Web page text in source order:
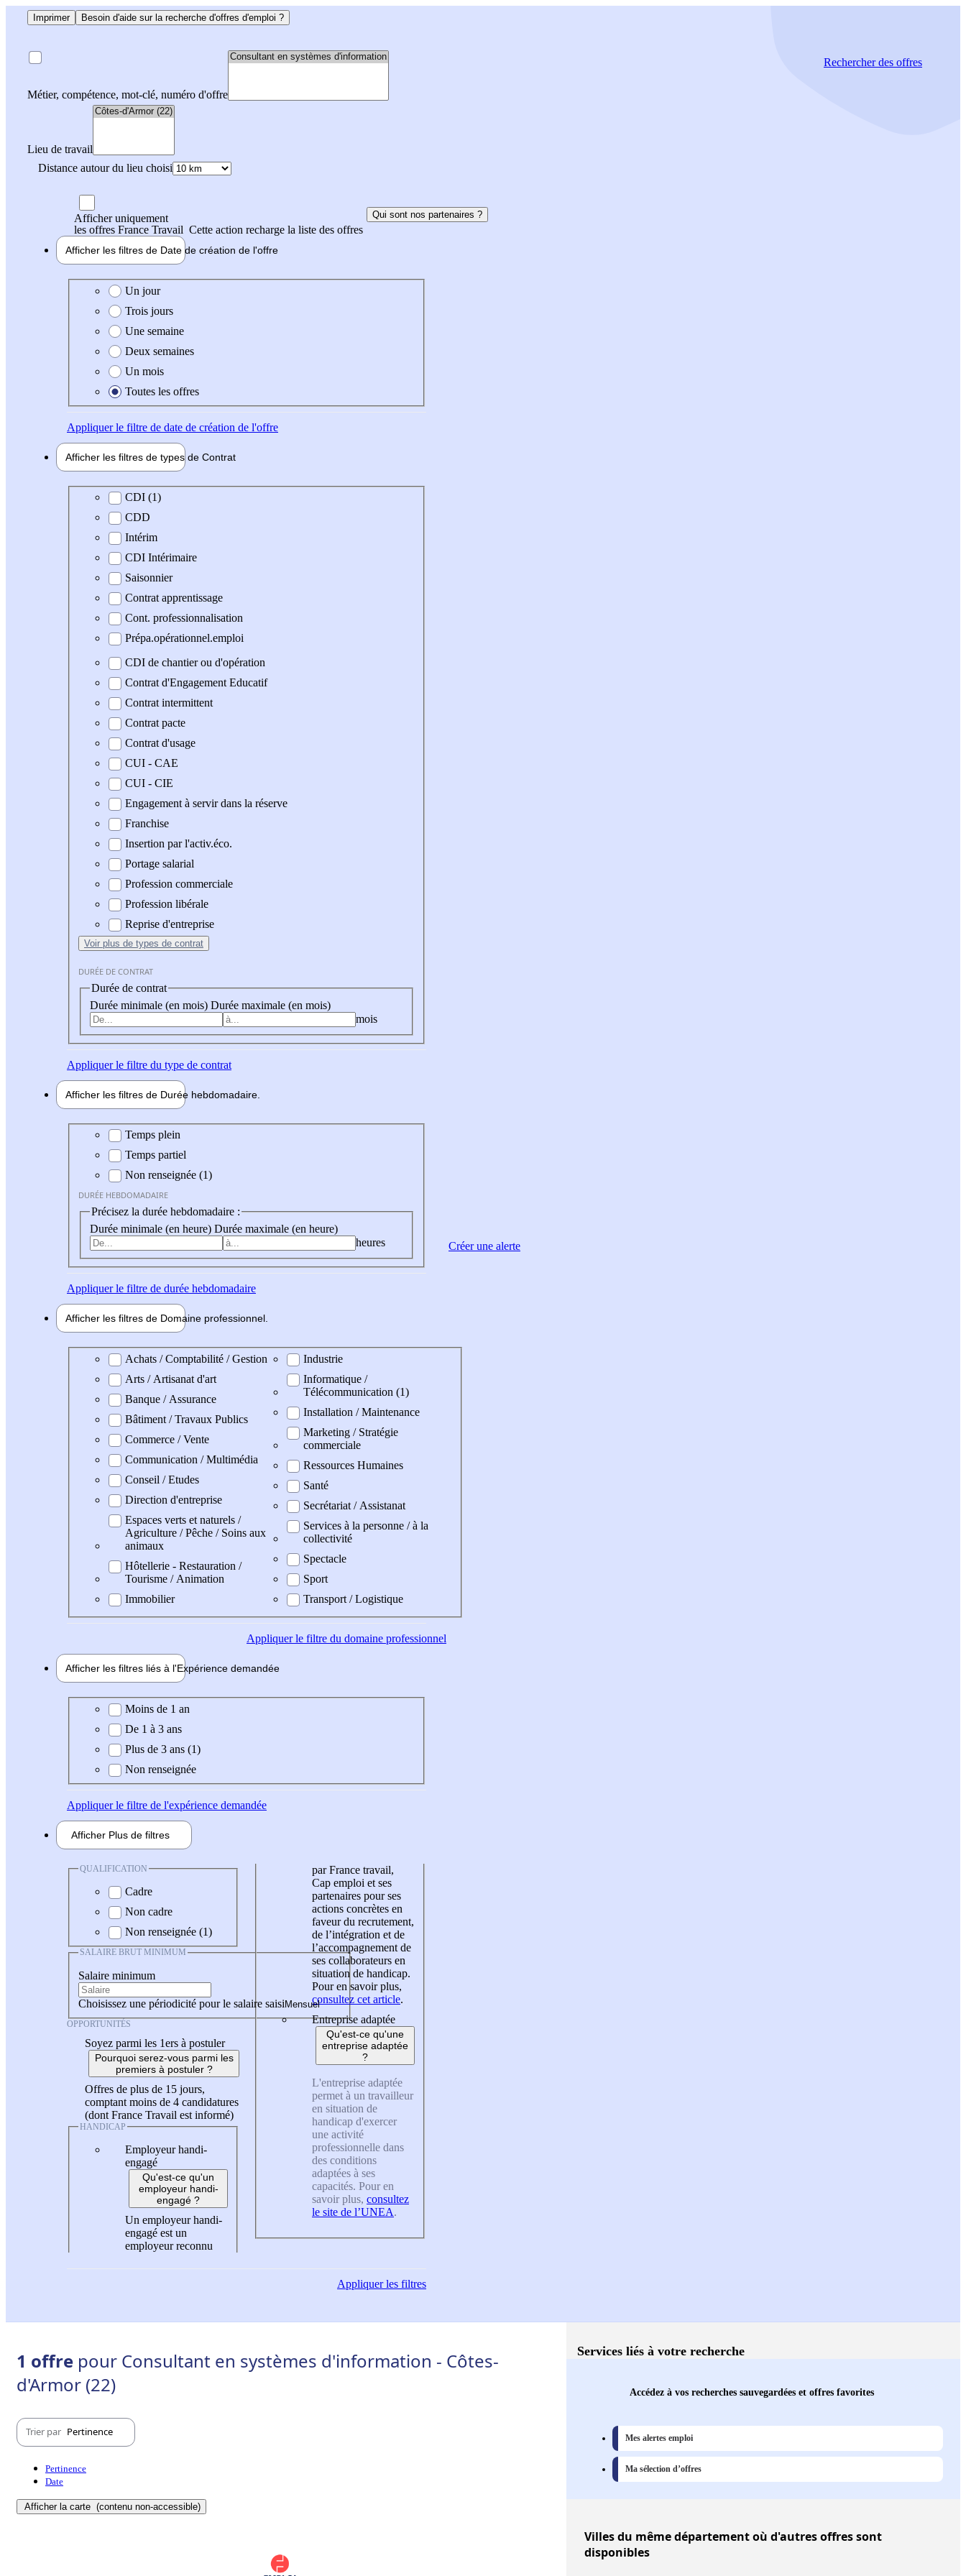
Imprimer Besoin d'aide sur la recherche d'offres d'emploi ?
Métier, compétence, mot-clé, numéro d'offre
Lieu de travail
Distance autour du lieu choisi
Rechercherdes offres
Afficher uniquement
les offres France Travail Cette action recharge la liste des offres
Qui sont nos partenaires ?
Afficher les filtres de Date de création de l'offre
Date de création de l'offre
Un jour
Trois jours
Une semaine
Deux semaines
Un mois
Toutes les offres
Appliquerle filtre de date de création de l'offre
Afficher les filtres de types de Contrat
Type de contrat
CDI (1)
CDD
Intérim
CDI Intérimaire
Saisonnier
Contrat apprentissage
Cont. professionnalisation
Prépa.opérationnel.emploi
CDI de chantier ou d'opération
Contrat d'Engagement Educatif
Contrat intermittent
Contrat pacte
Contrat d'usage
CUI - CAE
CUI - CIE
Engagement à servir dans la réserve
Franchise
Insertion par l'activ.éco.
Portage salarial
Profession commerciale
Profession libérale
Reprise d'entreprise
Voir plus de types de contrat
DURÉE DE CONTRAT
Durée de contrat
Durée minimale (en mois) Durée maximale (en mois)
mois
Appliquerle filtre du type de contrat
Afficher les filtres de Durée hebdomadaire
Durée hebdomadaire
Temps plein
Temps partiel
Non renseignée (1)
DURÉE HEBDOMADAIRE
Précisez la durée hebdomadaire :
Durée minimale (en heure) Durée maximale (en heure)
heures
Appliquerle filtre de durée hebdomadaire
Afficher les filtres de Domaine professionnel
Domaine professionel
Achats / Comptabilité / Gestion
Arts / Artisanat d'art
Banque / Assurance
Bâtiment / Travaux Publics
Commerce / Vente
Communication / Multimédia
Conseil / Etudes
Direction d'entreprise
Espaces verts et naturels /
Agriculture / Pêche / Soins aux
animaux
Hôtellerie - Restauration /
Tourisme / Animation
Immobilier
Industrie
Informatique /
Télécommunication (1)
Installation / Maintenance
Marketing / Stratégie
commerciale
Ressources Humaines
Santé
Secrétariat / Assistanat
Services à la personne / à la
collectivité
Spectacle
Sport
Transport / Logistique
Appliquerle filtre du domaine professionnel
Afficher les filtres liés à l'Expérience demandée
Expérience demandée
Moins de 1 an
De 1 à 3 ans
Plus de 3 ans (1)
Non renseignée
Appliquerle filtre de l'expérience demandée
Afficher Plus de filtres
QUALIFICATION
Cadre
Non cadre
Non renseignée (1)
SALAIRE BRUT MINIMUM
Salaire minimum
Choisissez une périodicité pour le salaire saisi
OPPORTUNITÉS
Soyez parmi les 1ers à postuler
Pourquoi serez-vous parmi les
premiers à postuler ?
Offres de plus de 15 jours,
comptant moins de 4 candidatures
(dont France Travail est informé)
HANDICAP
Employeur handi-
engagé
Qu'est-ce qu'un
employeur handi-
engagé ?
Un employeur handi-
engagé est un
employeur reconnu
par France travail,
Cap emploi et ses
partenaires pour ses
actions concrètes en
faveur du recrutement,
de l’intégration et de
l’accompagnement de
ses collaborateurs en
situation de handicap.
Pour en savoir plus,
consultez cet article.
Entreprise adaptée
Qu'est-ce qu'une
entreprise adaptée
?
L'entreprise adaptée
permet à un travailleur
en situation de
handicap d'exercer
une activité
professionnelle dans
des conditions
adaptées à ses
capacités. Pour en
savoir plus, consultez
le site de l’UNEA.
Appliquerles filtres
Créer une alerte
1 offre pour Consultant en systèmes d'information - Côtes-
d'Armor (22)
Trier par Pertinence
Pertinence
Date
Afficher la carte (contenu non-accessible)
Services liés à votre recherche
Accédez à vos recherches sauvegardées et offres favorites
Mes alertes emploi
Ma sélection d’offres
Villesdu même département où d'autres offres sont
disponibles